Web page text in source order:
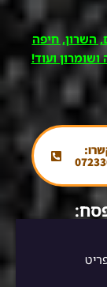
השרון, חיפה
ועוד!